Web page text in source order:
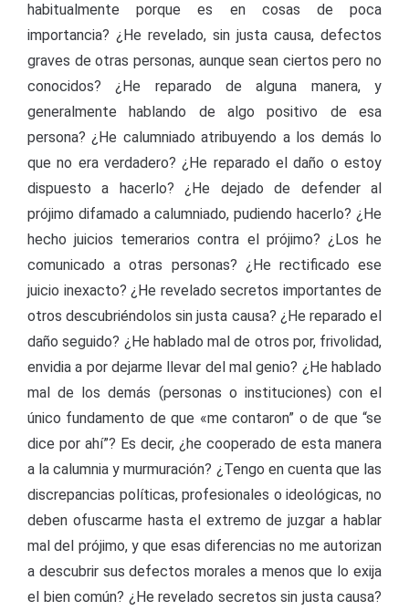
habitualmente porque es en cosas de poca
importancia? ¿He revelado, sin justa causa, defectos
graves de otras personas, aunque sean ciertos pero no
conocidos? ¿He reparado de alguna manera, y
generalmente hablando de algo positivo de esa
persona? ¿He calumniado atribuyendo a los demás lo
que no era verdadero? ¿He reparado el daño o estoy
dispuesto a hacerlo? ¿He dejado de defender al
prójimo difamado a calumniado, pudiendo hacerlo? ¿He
hecho juicios temerarios contra el prójimo? ¿Los he
comunicado a otras personas? ¿He rectificado ese
juicio inexacto? ¿He revelado secretos importantes de
otros descubriéndolos sin justa causa? ¿He reparado el
daño seguido? ¿He hablado mal de otros por, frivolidad,
envidia a por dejarme llevar del mal genio? ¿He hablado
mal de los demás (personas o instituciones) con el
único fundamento de que «me contaron” o de que “se
dice por ahí”? Es decir, ¿he cooperado de esta manera
a la calumnia y murmuración? ¿Tengo en cuenta que las
discrepancias políticas, profesionales o ideológicas, no
deben ofuscarme hasta el extremo de juzgar a hablar
mal del prójimo, y que esas diferencias no me autorizan
a descubrir sus defectos morales a menos que lo exija
el bien común? ¿He revelado secretos sin justa causa?